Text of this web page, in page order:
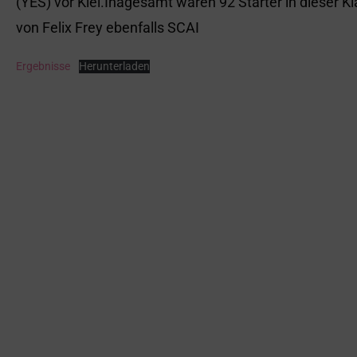
von Felix Frey ebenfalls SCAI
Ergebnisse Herunterladen